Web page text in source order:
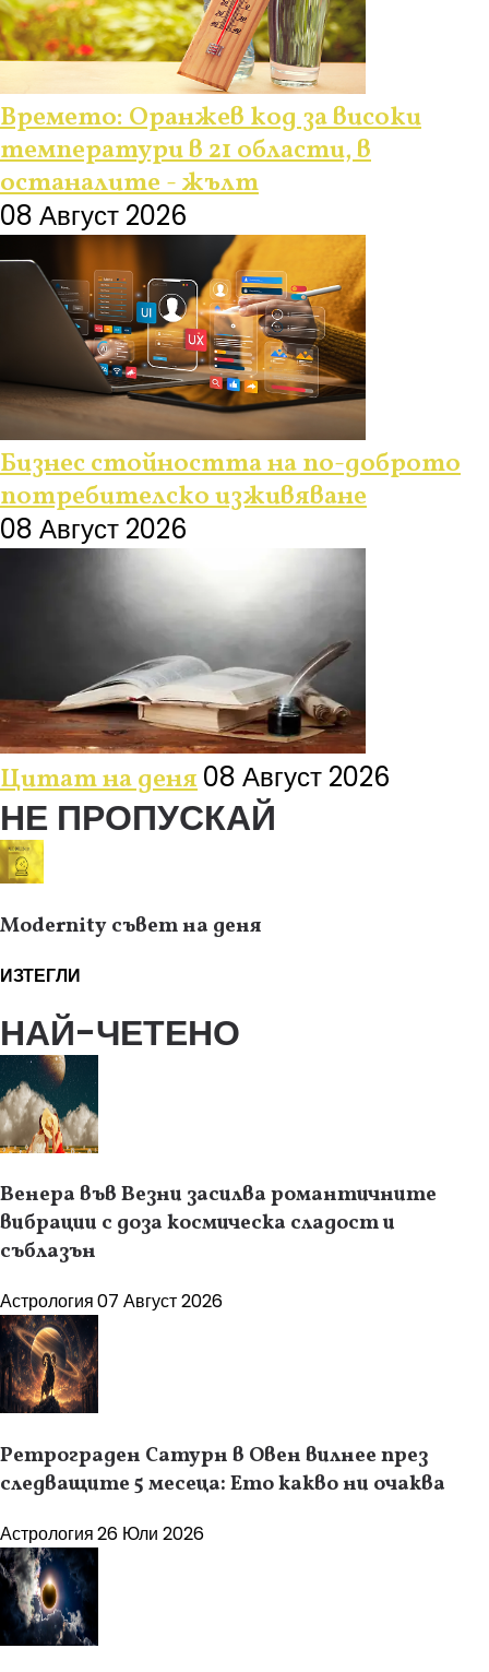
Времето: Оранжев код за високи
температури в 21 области, в
останалите - жълт
08 Август 2026
Бизнес стойността на по-доброто
потребителско изживяване
08 Август 2026
Цитат на деня08 Август 2026
НЕ ПРОПУСКАЙ
Modernity съвет на деня
ИЗТЕГЛИ
НАЙ-ЧЕТЕНО
Венера във Везни засилва романтичните
вибрации с доза космическа сладост и
съблазън
Астрология07 Август 2026
Ретрограден Сатурн в Овен вилнее през
следващите 5 месеца: Ето какво ни очаква
Астрология26 Юли 2026